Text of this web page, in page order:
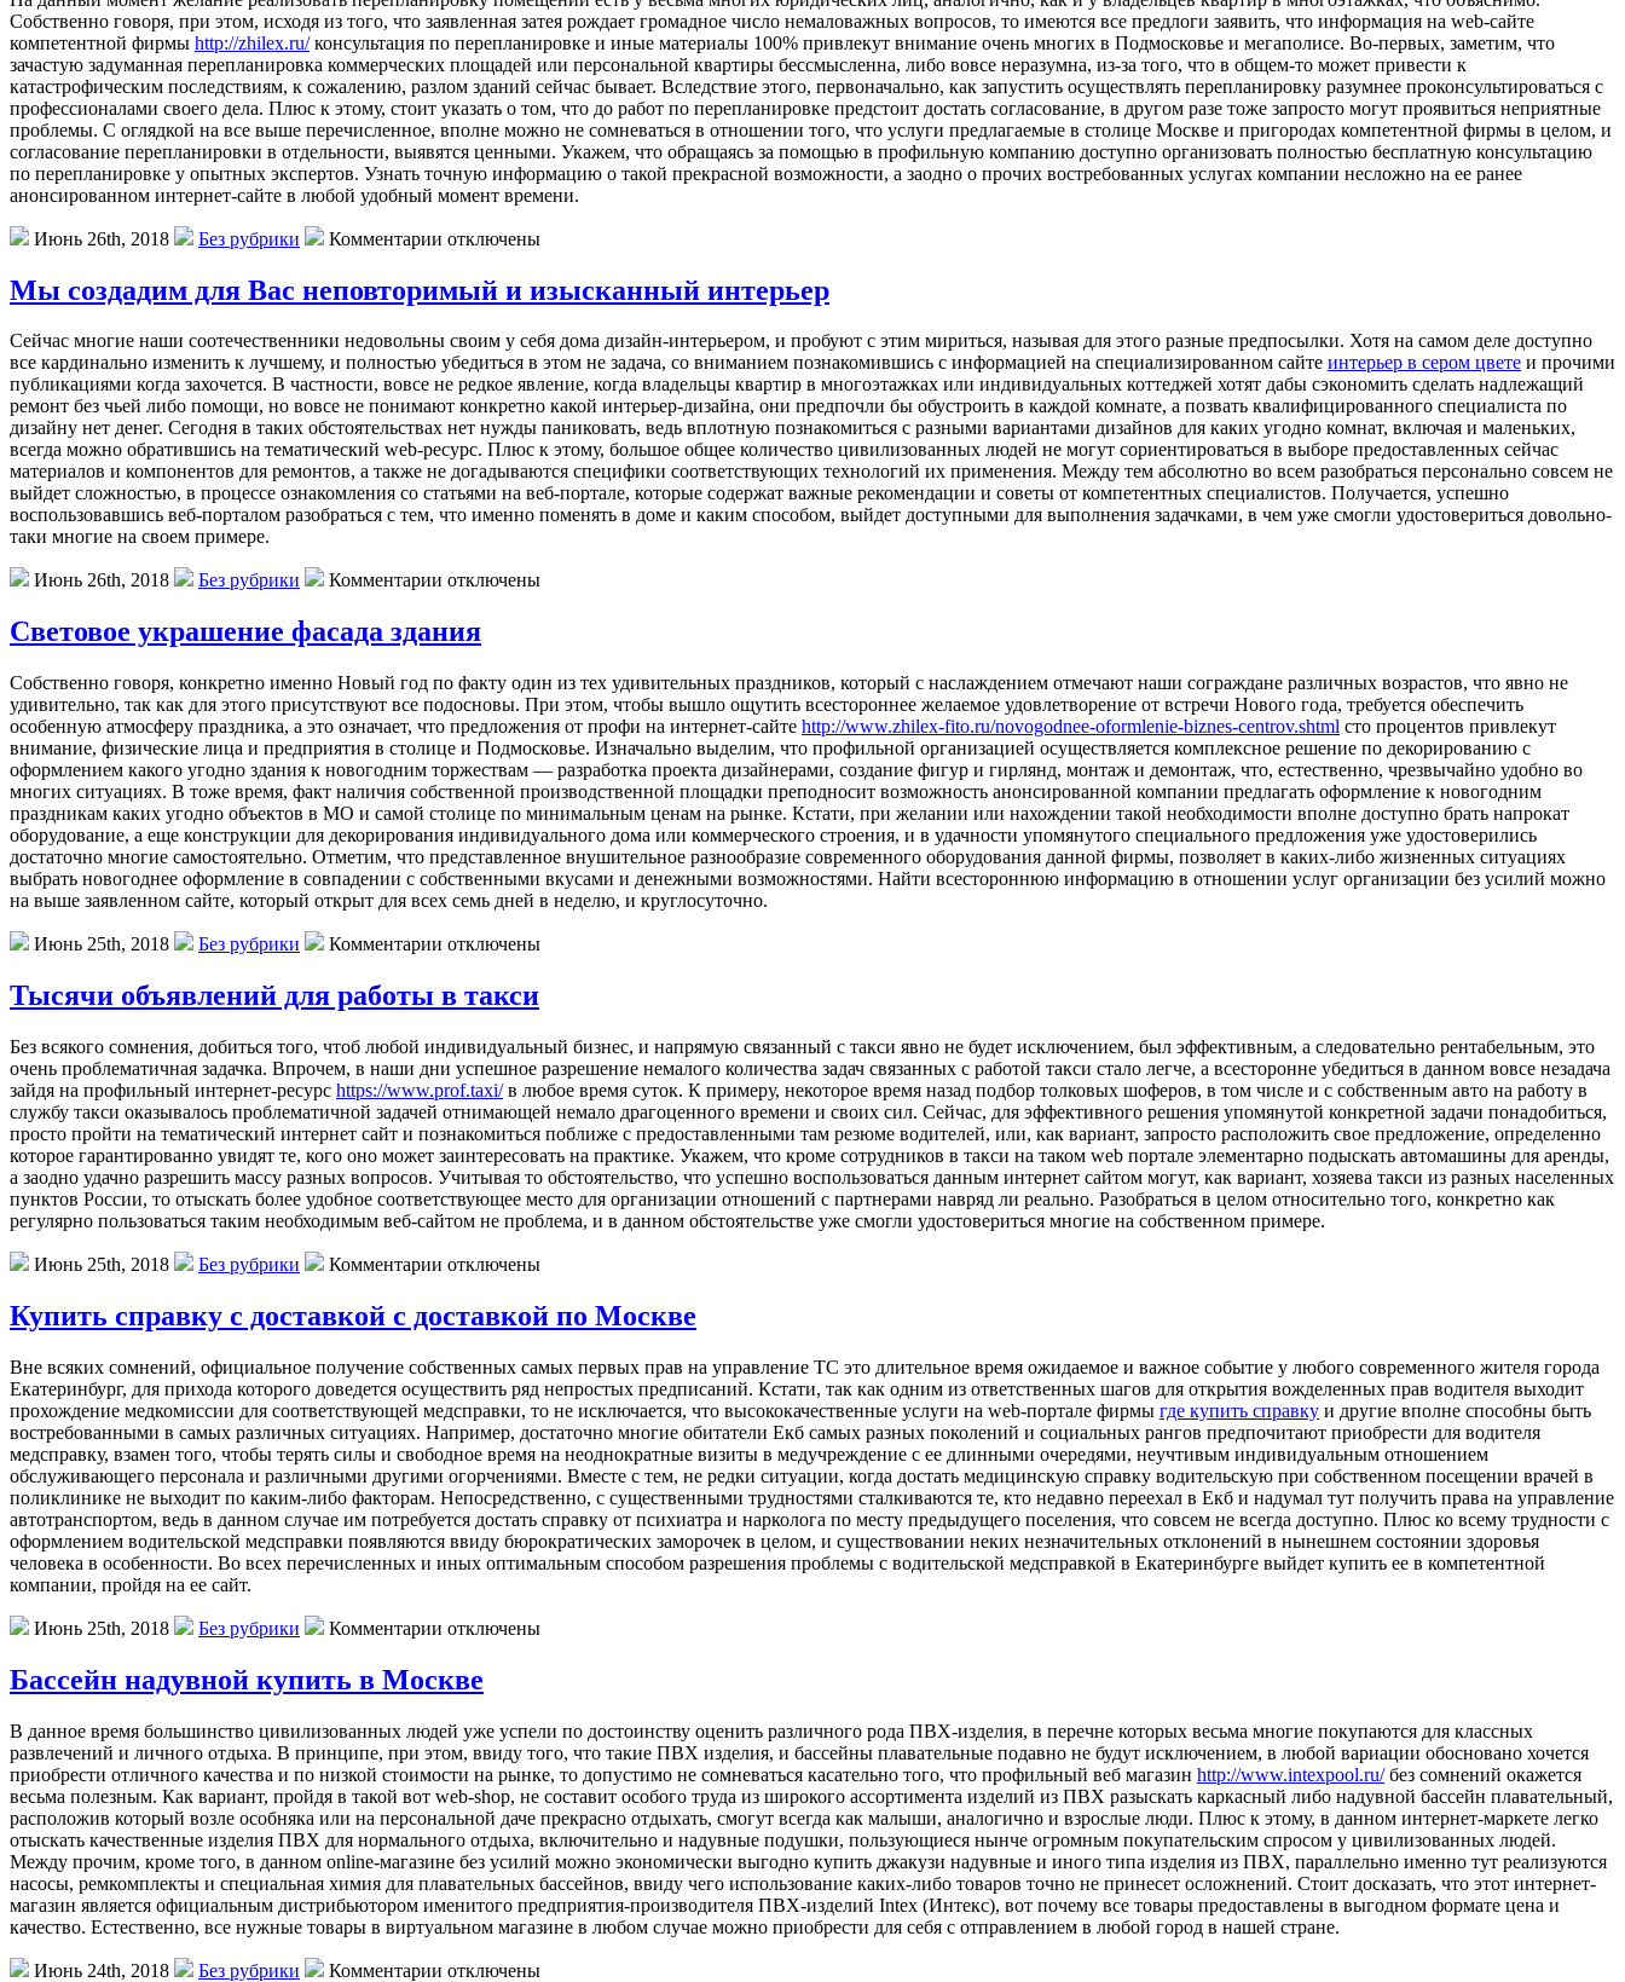
Собственно говоря, при этом, исходя из того, что заявленная затея рождает громадное число немаловажных вопросов, то имеются все предлоги заявить, что информация на web-сайте
компетентной фирмы http://zhilex.ru/консультация по перепланировке и иные материалы 100% привлекут внимание очень многих в Подмосковье и мегаполисе. Во-первых, заметим, что
зачастую задуманная перепланировка коммерческих площадей или персональной квартиры бессмысленна, либо вовсе неразумна, из-за того, что в общем-то может привести к
катастрофическим последствиям, к сожалению, разлом зданий сейчас бывает. Вследствие этого, первоначально, как запустить осуществлять перепланировку разумнее проконсультироваться с
профессионалами своего дела. Плюс к этому, стоит указать о том, что до работ по перепланировке предстоит достать согласование, в другом разе тоже запросто могут проявиться неприятные
проблемы. С оглядкой на все выше перечисленное, вполне можно не сомневаться в отношении того, что услуги предлагаемые в столице Москве и пригородах компетентной фирмы в целом, и
согласование перепланировки в отдельности, выявятся ценными. Укажем, что обращаясь за помощью в профильную компанию доступно организовать полностью бесплатную консультацию
по перепланировке у опытных экспертов. Узнать точную информацию о такой прекрасной возможности, а заодно о прочих востребованных услугах компании несложно на ее ранее
анонсированном интернет-сайте в любой удобный момент времени.
Июнь 26th, 2018 Без рубрики Комментарии отключены
Мы создадим для Вас неповторимый и изысканный интерьер
Сейчас многие наши соотечественники недовольны своим у себя дома дизайн-интерьером, и пробуют с этим мириться, называя для этого разные предпосылки. Хотя на самом деле доступно
все кардинально изменить к лучшему, и полностью убедиться в этом не задача, со вниманием познакомившись с информацией на специализированном сайте интерьер в сером цвете и прочими
публикациями когда захочется. В частности, вовсе не редкое явление, когда владельцы квартир в многоэтажках или индивидуальных коттеджей хотят дабы сэкономить сделать надлежащий
ремонт без чьей либо помощи, но вовсе не понимают конкретно какой интерьер-дизайна, они предпочли бы обустроить в каждой комнате, а позвать квалифицированного специалиста по
дизайну нет денег. Сегодня в таких обстоятельствах нет нужды паниковать, ведь вплотную познакомиться с разными вариантами дизайнов для каких угодно комнат, включая и маленьких,
всегда можно обратившись на тематический web-ресурс. Плюс к этому, большое общее количество цивилизованных людей не могут сориентироваться в выборе предоставленных сейчас
материалов и компонентов для ремонтов, а также не догадываются специфики соответствующих технологий их применения. Между тем абсолютно во всем разобраться персонально совсем не
выйдет сложностью, в процессе ознакомления со статьями на веб-портале, которые содержат важные рекомендации и советы от компетентных специалистов. Получается, успешно
воспользовавшись веб-порталом разобраться с тем, что именно поменять в доме и каким способом, выйдет доступными для выполнения задачками, в чем уже смогли удостовериться довольно-
таки многие на своем примере.
Июнь 26th, 2018 Без рубрики Комментарии отключены
Световое украшение фасада здания
Собственно говоря, конкретно именно Новый год по факту один из тех удивительных праздников, который с наслаждением отмечают наши сограждане различных возрастов, что явно не
удивительно, так как для этого присутствуют все подосновы. При этом, чтобы вышло ощутить всестороннее желаемое удовлетворение от встречи Нового года, требуется обеспечить
особенную атмосферу праздника, а это означает, что предложения от профи на интернет-сайте http://www.zhilex-fito.ru/novogodnee-oformlenie-biznes-centrov.shtml сто процентов привлекут
внимание, физические лица и предприятия в столице и Подмосковье. Изначально выделим, что профильной организацией осуществляется комплексное решение по декорированию с
оформлением какого угодно здания к новогодним торжествам — разработка проекта дизайнерами, создание фигур и гирлянд, монтаж и демонтаж, что, естественно, чрезвычайно удобно во
многих ситуациях. В тоже время, факт наличия собственной производственной площадки преподносит возможность анонсированной компании предлагать оформление к новогодним
праздникам каких угодно объектов в МО и самой столице по минимальным ценам на рынке. Кстати, при желании или нахождении такой необходимости вполне доступно брать напрокат
оборудование, а еще конструкции для декорирования индивидуального дома или коммерческого строения, и в удачности упомянутого специального предложения уже удостоверились
достаточно многие самостоятельно. Отметим, что представленное внушительное разнообразие современного оборудования данной фирмы, позволяет в каких-либо жизненных ситуациях
выбрать новогоднее оформление в совпадении с собственными вкусами и денежными возможностями. Найти всестороннюю информацию в отношении услуг организации без усилий можно
на выше заявленном сайте, который открыт для всех семь дней в неделю, и круглосуточно.
Июнь 25th, 2018 Без рубрики Комментарии отключены
Тысячи объявлений для работы в такси
Без всякого сомнения, добиться того, чтоб любой индивидуальный бизнес, и напрямую связанный с такси явно не будет исключением, был эффективным, а следовательно рентабельным, это
очень проблематичная задачка. Впрочем, в наши дни успешное разрешение немалого количества задач связанных с работой такси стало легче, а всесторонне убедиться в данном вовсе незадача
зайдя на профильный интернет-ресурс https://www.prof.taxi/в любое время суток. К примеру, некоторое время назад подбор толковых шоферов, в том числе и с собственным авто на работу в
службу такси оказывалось проблематичной задачей отнимающей немало драгоценного времени и своих сил. Сейчас, для эффективного решения упомянутой конкретной задачи понадобиться,
просто пройти на тематический интернет сайт и познакомиться поближе с предоставленными там резюме водителей, или, как вариант, запросто расположить свое предложение, определенно
которое гарантированно увидят те, кого оно может заинтересовать на практике. Укажем, что кроме сотрудников в такси на таком web портале элементарно подыскать автомашины для аренды,
а заодно удачно разрешить массу разных вопросов. Учитывая то обстоятельство, что успешно воспользоваться данным интернет сайтом могут, как вариант, хозяева такси из разных населенных
пунктов России, то отыскать более удобное соответствующее место для организации отношений с партнерами навряд ли реально. Разобраться в целом относительно того, конкретно как
регулярно пользоваться таким необходимым веб-сайтом не проблема, и в данном обстоятельстве уже смогли удостовериться многие на собственном примере.
Июнь 25th, 2018 Без рубрики Комментарии отключены
Купить справку с доставкой с доставкой по Москве
Вне всяких сомнений, официальное получение собственных самых первых прав на управление ТС это длительное время ожидаемое и важное событие у любого современного жителя города
Екатеринбург, для прихода которого доведется осуществить ряд непростых предписаний. Кстати, так как одним из ответственных шагов для открытия вожделенных прав водителя выходит
прохождение медкомиссии для соответствующей медсправки, то не исключается, что высококачественные услуги на web-портале фирмы где купить справку и другие вполне способны быть
востребованными в самых различных ситуациях. Например, достаточно многие обитатели Екб самых разных поколений и социальных рангов предпочитают приобрести для водителя
медсправку, взамен того, чтобы терять силы и свободное время на неоднократные визиты в медучреждение с ее длинными очередями, неучтивым индивидуальным отношением
обслуживающего персонала и различными другими огорчениями. Вместе с тем, не редки ситуации, когда достать медицинскую справку водительскую при собственном посещении врачей в
поликлинике не выходит по каким-либо факторам. Непосредственно, с существенными трудностями сталкиваются те, кто недавно переехал в Екб и надумал тут получить права на управление
автотранспортом, ведь в данном случае им потребуется достать справку от психиатра и нарколога по месту предыдущего поселения, что совсем не всегда доступно. Плюс ко всему трудности с
оформлением водительской медсправки появляются ввиду бюрократических заморочек в целом, и существовании неких незначительных отклонений в нынешнем состоянии здоровья
человека в особенности. Во всех перечисленных и иных оптимальным способом разрешения проблемы с водительской медсправкой в Екатеринбурге выйдет купить ее в компетентной
компании, пройдя на ее сайт.
Июнь 25th, 2018 Без рубрики Комментарии отключены
Бассейн надувной купить в Москве
В данное время большинство цивилизованных людей уже успели по достоинству оценить различного рода ПВХ-изделия, в перечне которых весьма многие покупаются для классных
развлечений и личного отдыха. В принципе, при этом, ввиду того, что такие ПВХ изделия, и бассейны плавательные подавно не будут исключением, в любой вариации обосновано хочется
приобрести отличного качества и по низкой стоимости на рынке, то допустимо не сомневаться касательно того, что профильный веб магазин http://www.intexpool.ru/без сомнений окажется
весьма полезным. Как вариант, пройдя в такой вот web-shop, не составит особого труда из широкого ассортимента изделий из ПВХ разыскать каркасный либо надувной бассейн плавательный,
расположив который возле особняка или на персональной даче прекрасно отдыхать, смогут всегда как малыши, аналогично и взрослые люди. Плюс к этому, в данном интернет-маркете легко
отыскать качественные изделия ПВХ для нормального отдыха, включительно и надувные подушки, пользующиеся нынче огромным покупательским спросом у цивилизованных людей.
Между прочим, кроме того, в данном online-магазине без усилий можно экономически выгодно купить джакузи надувные и иного типа изделия из ПВХ, параллельно именно тут реализуются
насосы, ремкомплекты и специальная химия для плавательных бассейнов, ввиду чего использование каких-либо товаров точно не принесет осложнений. Стоит досказать, что этот интернет-
магазин является официальным дистрибьютором именитого предприятия-производителя ПВХ-изделий Intex (Интекс), вот почему все товары предоставлены в выгодном формате цена и
качество. Естественно, все нужные товары в виртуальном магазине в любом случае можно приобрести для себя с отправлением в любой город в нашей стране.
Июнь 24th, 2018 Без рубрики Комментарии отключены